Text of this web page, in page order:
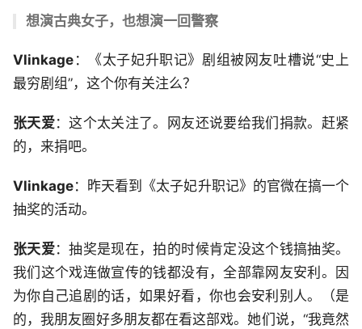
想演古典女子，也想演一回警察
Vlinkage ：《太子妃升职记》剧组被网友吐槽说“史上
最穷剧组”，这个你有关注么？
张天爱：这个太关注了。网友还说要给我们捐款。赶紧
的，来捐吧。
Vlinkage：昨天看到《太子妃升职记》的官微在搞一个
抽奖的活动。
张天爱：抽奖是现在，拍的时候肯定没这个钱搞抽奖。
我们这个戏连做宣传的钱都没有，全部靠网友安利。因
为你自己追剧的话，如果好看，你也会安利别人。（是
的，我朋友圈好多朋友都在看这部戏。她们说，“我竟然